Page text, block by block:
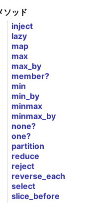
ソッド
inject
lazy
map
max
max_by
member?
min
min_by
minmax
minmax_by
none?
one?
partition
reduce
reject
reverse_each
select
slice_before